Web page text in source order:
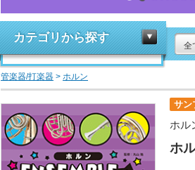
カテゴリから探す
全
管楽器/打楽器 > ホルン
サン
ホル
ホ